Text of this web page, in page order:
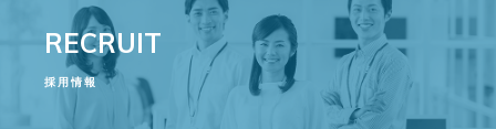
RECRUIT
採用情報